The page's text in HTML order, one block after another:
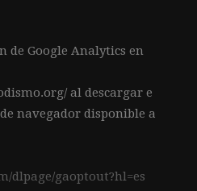
de Google Analytics en
al descargar e
navegador disponible a
dlpage/gaoptout?hl=es